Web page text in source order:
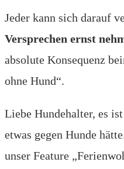
Jeder kann sich darauf
Versprechen ernst
absolute Konsequenz
ohne Hund“.
Liebe Hundehalter, es
etwas gegen Hunde
unser Feature